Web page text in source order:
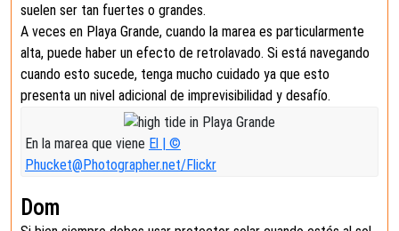
suelen ser tan fuertes o grandes.
A veces en Playa Grande, cuando la marea es particularmente
alta, puede haber un efecto de retrolavado. Si está navegando
cuando esto sucede, tenga mucho cuidado ya que esto
presenta un nivel adicional de imprevisibilidad y desafío.
En la marea que viene El | ©
Phucket@Photographer.net/Flickr
Dom